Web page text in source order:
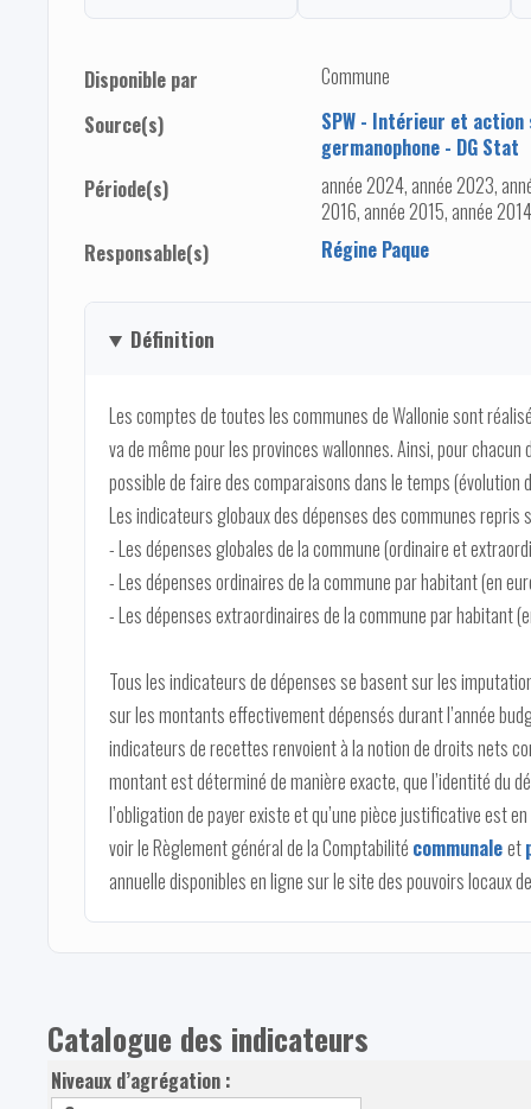
Disponible par
Commune
Source(s)
SPW - Intérieur et action
germanophone - DG Stat
Période(s)
année 2024, année 2023,
2016, année 2015, année
Responsable(s)
Régine Paque
Définition
Les comptes de toutes les communes de Wallonie sont
va de même pour les provinces wallonnes. Ainsi, pour
possible de faire des comparaisons dans le temps
Les indicateurs globaux des dépenses des communes repris
- Les dépenses globales de la commune (ordinaire et
- Les dépenses ordinaires de la commune par habitant (en
- Les dépenses extraordinaires de la commune par habitant
Tous les indicateurs de dépenses se basent sur les
sur les montants effectivement dépensés durant l’année
indicateurs de recettes renvoient à la notion de droits nets
montant est déterminé de manière exacte, que l’identité du
l’obligation de payer existe et qu’une pièce justificative est
voir le Règlement général de la Comptabilité communaleet
annuelle disponibles en ligne sur le site des pouvoirs locaux
Catalogue des indicateurs
Niveaux d’agrégation :